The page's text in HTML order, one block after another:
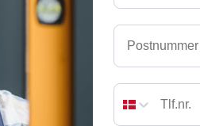
Postnummer